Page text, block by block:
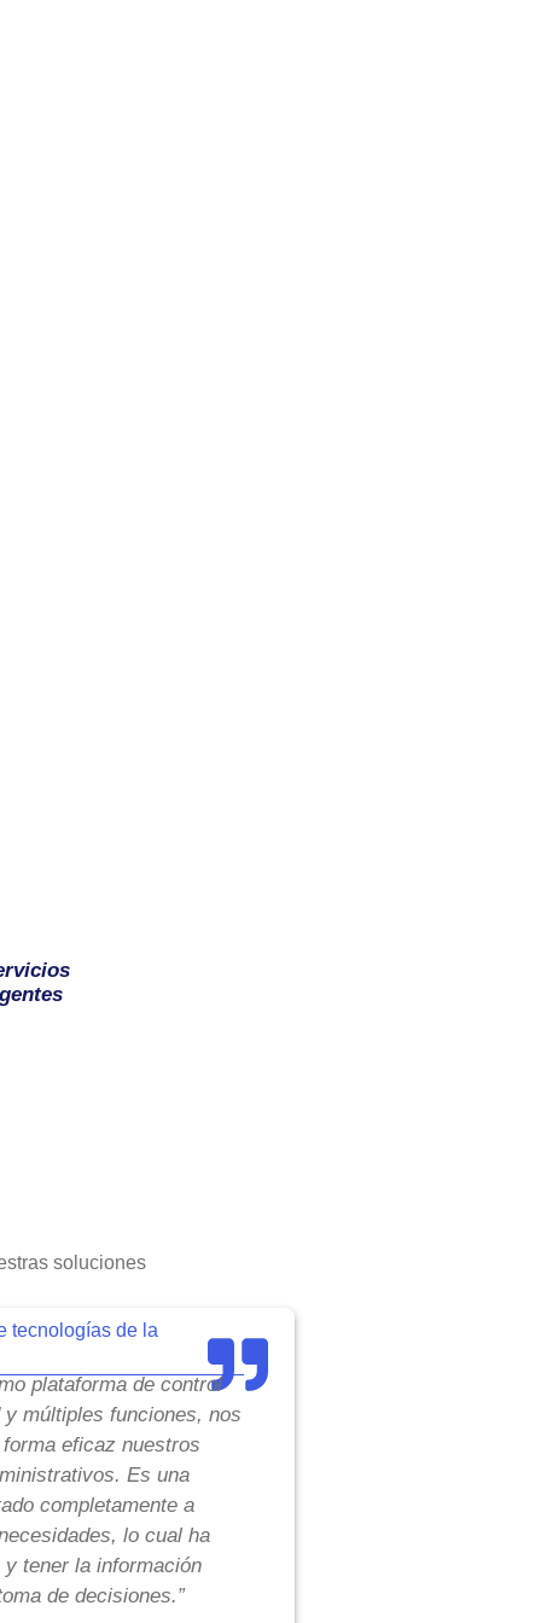
soluciones
tecnologías de la
plataforma de control
múltiples funciones, nos
eficaz nuestros
Es una
completamente a
lo cual ha
tener la información
de decisiones.”